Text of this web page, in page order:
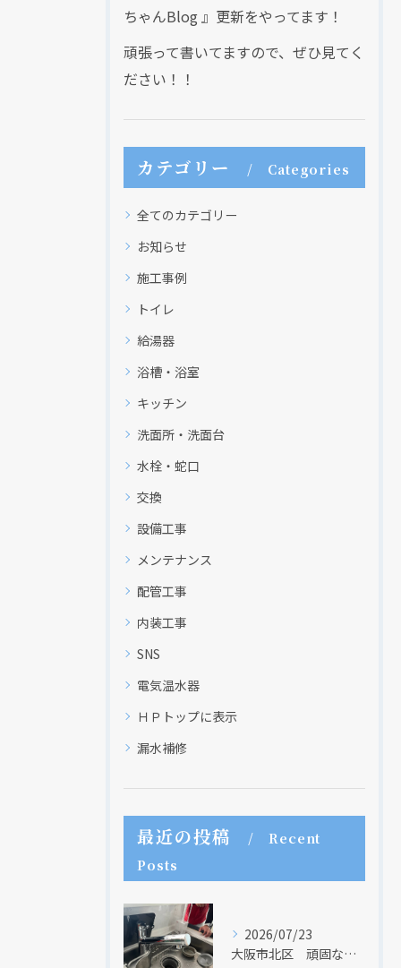
ちゃんBlog 』更新をやってます！
頑張って書いてますので、ぜひ見てく
ださい！！
カテゴリー Categories
全てのカテゴリー
お知らせ
施工事例
トイレ
給湯器
浴槽・浴室
キッチン
洗面所・洗面台
水栓・蛇口
交換
設備工事
メンテナンス
配管工事
内装工事
SNS
電気温水器
ＨＰトップに表示
漏水補修
最近の投稿
Recent
Posts
2026/07/23
大阪市北区 頑固な水アカはなかなか取れない・・・
現在、新聞に入っている折込チラシです。
クリックでチラシのページにジャンプします
現在、新聞に入っている折込チラシです。
クリックでチラシのページにジャンプします